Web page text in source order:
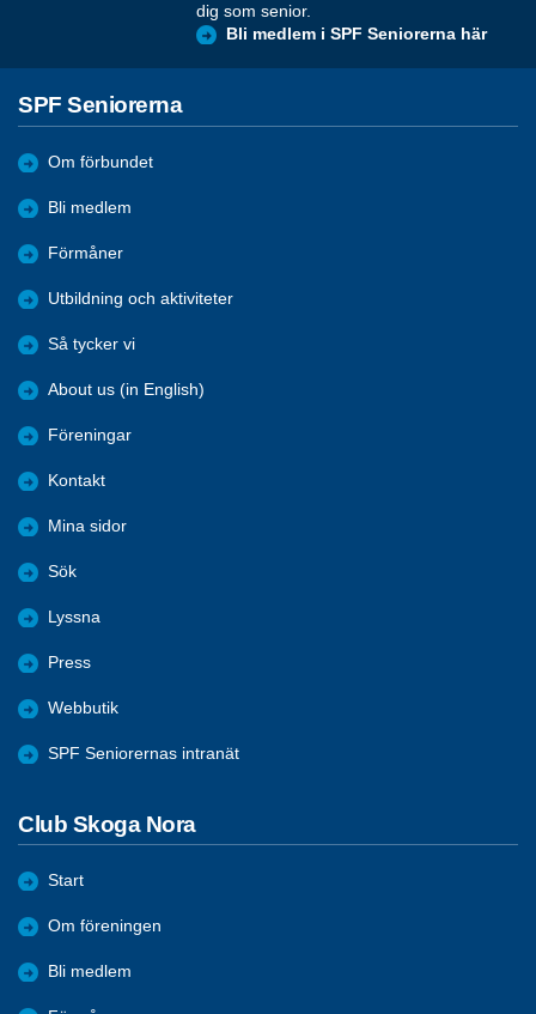
dig som senior.
Bli medlem i SPF Seniorerna här
SPF Seniorerna
Om förbundet
Bli medlem
Förmåner
Utbildning och aktiviteter
Så tycker vi
About us (in English)
Föreningar
Kontakt
Mina sidor
Sök
Lyssna
Press
Webbutik
SPF Seniorernas intranät
Club Skoga Nora
Start
Om föreningen
Bli medlem